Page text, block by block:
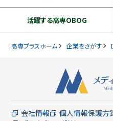
活躍する高専OBOG
高専プラスホーム 企業をさがす
会社情報 個人情報保護方